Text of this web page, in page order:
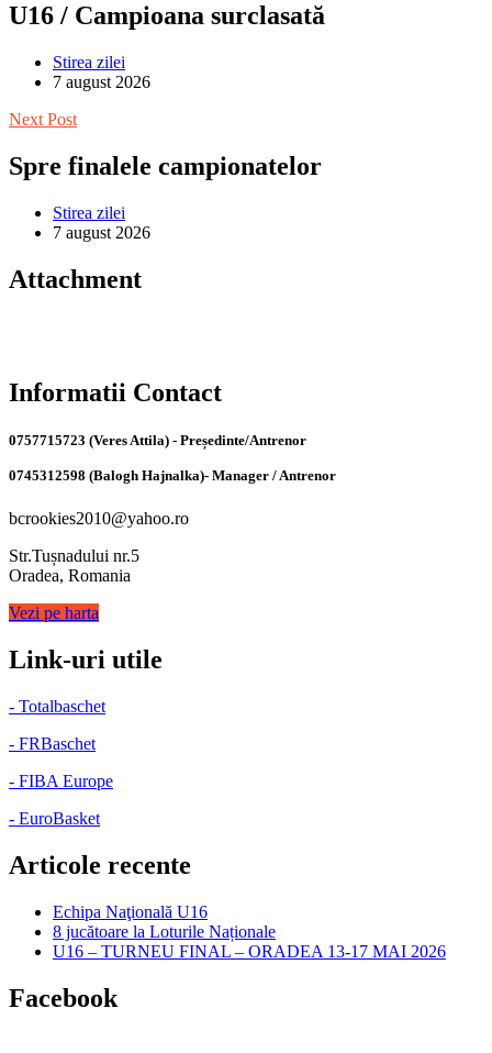
U16 / Campioana surclasată
Stirea zilei
7 august 2026
Next Post
Spre finalele campionatelor
Stirea zilei
7 august 2026
Attachment
Informatii Contact
0757715723 (Veres Attila) - Președinte/Antrenor
0745312598 (Balogh Hajnalka)- Manager / Antrenor
bcrookies2010@yahoo.ro
Str.Tușnadului nr.5
Oradea, Romania
Vezi pe harta
Link-uri utile
- Totalbaschet
- FRBaschet
- FIBA Europe
- EuroBasket
Articole recente
Echipa Naţională U16
8 jucătoare la Loturile Naționale
U16 – TURNEU FINAL – ORADEA 13-17 MAI 2026
Facebook